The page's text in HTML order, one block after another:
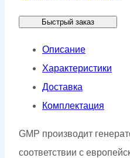
220DA
кожухе
Быстрый заказ
Описание
Характеристики
Доставка
Комплектация
GMP производит
соответствии с